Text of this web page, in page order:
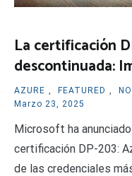
La certificación
descontinuada:
AZURE , FEATURED ,
Marzo 23, 2025
Microsoft ha
certificación DP-203:
de las credenciales